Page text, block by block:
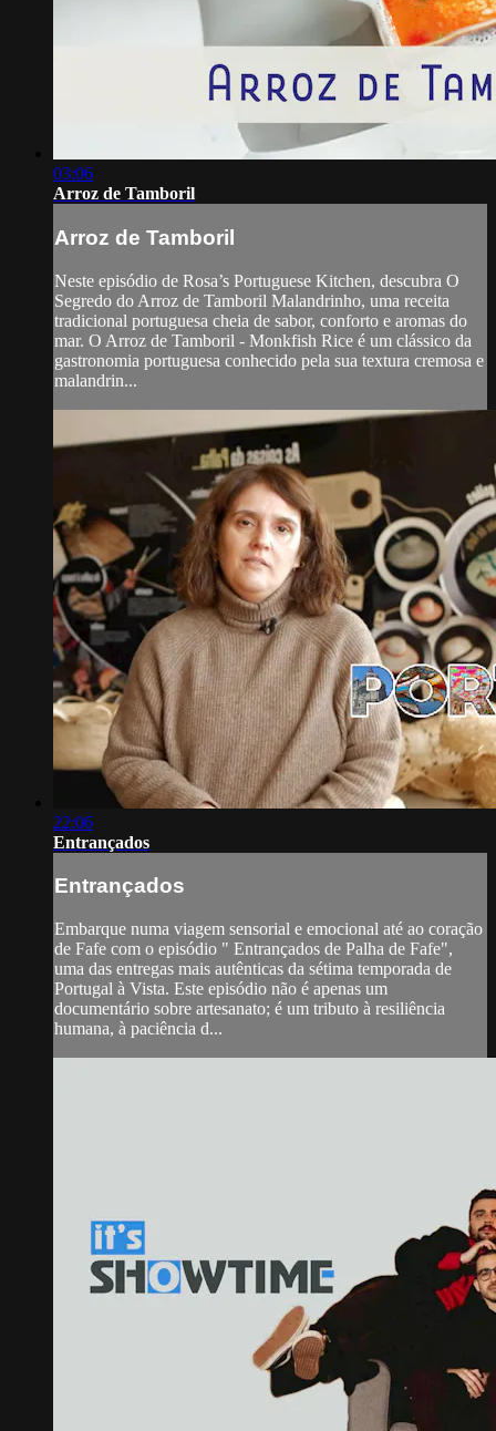
03:06
Arroz de Tamboril
Arroz de Tamboril
Neste episódio de Rosa’s Portuguese Kitchen, descubra O
Segredo do Arroz de Tamboril Malandrinho, uma receita
tradicional portuguesa cheia de sabor, conforto e aromas do
mar. O Arroz de Tamboril - Monkfish Rice é um clássico da
gastronomia portuguesa conhecido pela sua textura cremosa e
malandrin...
22:06
Entrançados
Entrançados
Embarque numa viagem sensorial e emocional até ao coração
de Fafe com o episódio " Entrançados de Palha de Fafe",
uma das entregas mais autênticas da sétima temporada de
Portugal à Vista. Este episódio não é apenas um
documentário sobre artesanato; é um tributo à resiliência
humana, à paciência d...